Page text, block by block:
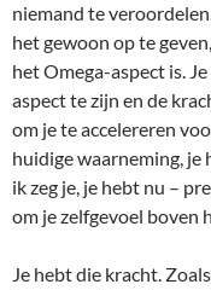
niemand te
het gewoon op te
het Omega-aspect is.
aspect te zijn en de
om je te accelereren
huidige waarneming, je
ik zeg je, je hebt nu –
om je zelfgevoel boven
Je hebt die kracht.